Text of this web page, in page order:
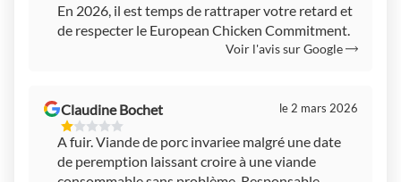
En 2026, il est temps de rattraper votre retard et
de respecter le European Chicken Commitment.
Voir l'avis sur Google
Claudine Bochet
1
Étoiles
Sur
5
le 2 mars 2026
A fuir. Viande de porc invariee malgré une date
de peremption laissant croire à une viande